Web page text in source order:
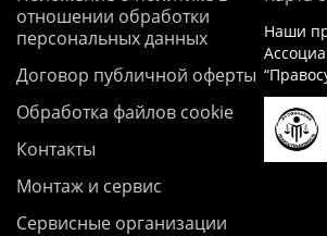
отношении обработки
персональных данных
Договор публичной оферты
Обработка файлов cookie
Контакты
Монтаж и сервис
Сервисные организации
Наши